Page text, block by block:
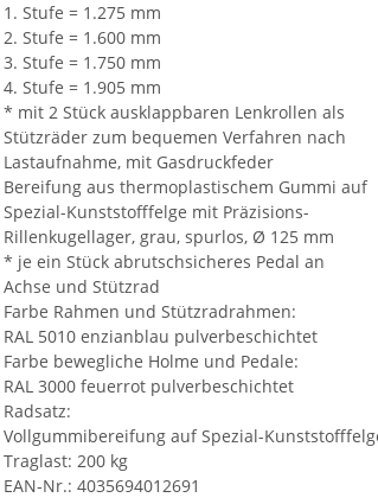
1. Stufe = 1.275 mm
2. Stufe = 1.600 mm
3. Stufe = 1.750 mm
4. Stufe = 1.905 mm
* mit 2 Stück ausklappbaren Lenkrollen als
Stützräder zum bequemen Verfahren nach
Lastaufnahme, mit Gasdruckfeder
Bereifung aus thermoplastischem Gummi auf
Spezial-Kunststofffelge mit Präzisions-
Rillenkugellager, grau, spurlos, Ø 125 mm
* je ein Stück abrutschsicheres Pedal an
Achse und Stützrad
Farbe Rahmen und Stützradrahmen:
RAL 5010 enzianblau pulverbeschichtet
Farbe bewegliche Holme und Pedale:
RAL 3000 feuerrot pulverbeschichtet
Radsatz:
Vollgummibereifung auf Spezial-
Traglast: 200 kg
EAN-Nr.: 4035694012691